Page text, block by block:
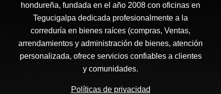
hondureña, fundada en el año 2008 con oficinas en
Tegucigalpa dedicada profesionalmente a la
correduría en bienes raíces (compras, Ventas,
arrendamientos y administración de bienes, atención
personalizada, ofrece servicios confiables a clientes
y comunidades.
Políticas de privacidad